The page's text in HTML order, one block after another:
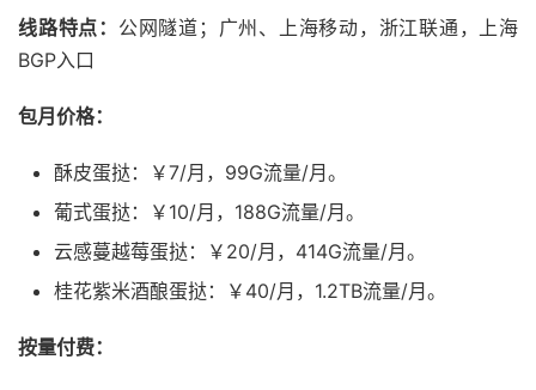
线路特点： 公网隧道；广州、上海移动，浙江联通，上海
BGP入口
包月价格：
酥皮蛋挞：￥7/月，99G流量/月。
葡式蛋挞：￥10/月，188G流量/月。
云感蔓越莓蛋挞：￥20/月，414G流量/月。
桂花紫米酒酿蛋挞：￥40/月，1.2TB流量/月。
按量付费：